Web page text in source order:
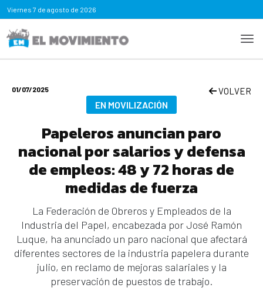
Viernes 7 de agosto de 2026
01/07/2025 VOLVER
EN MOVILIZACIÓN
Papeleros anuncian paro
nacional por salarios y defensa
de empleos: 48 y 72 horas de
medidas de fuerza
La Federación de Obreros y Empleados de la
Industria del Papel, encabezada por José Ramón
Luque, ha anunciado un paro nacional que afectará
diferentes sectores de la industria papelera durante
julio, en reclamo de mejoras salariales y la
preservación de puestos de trabajo.